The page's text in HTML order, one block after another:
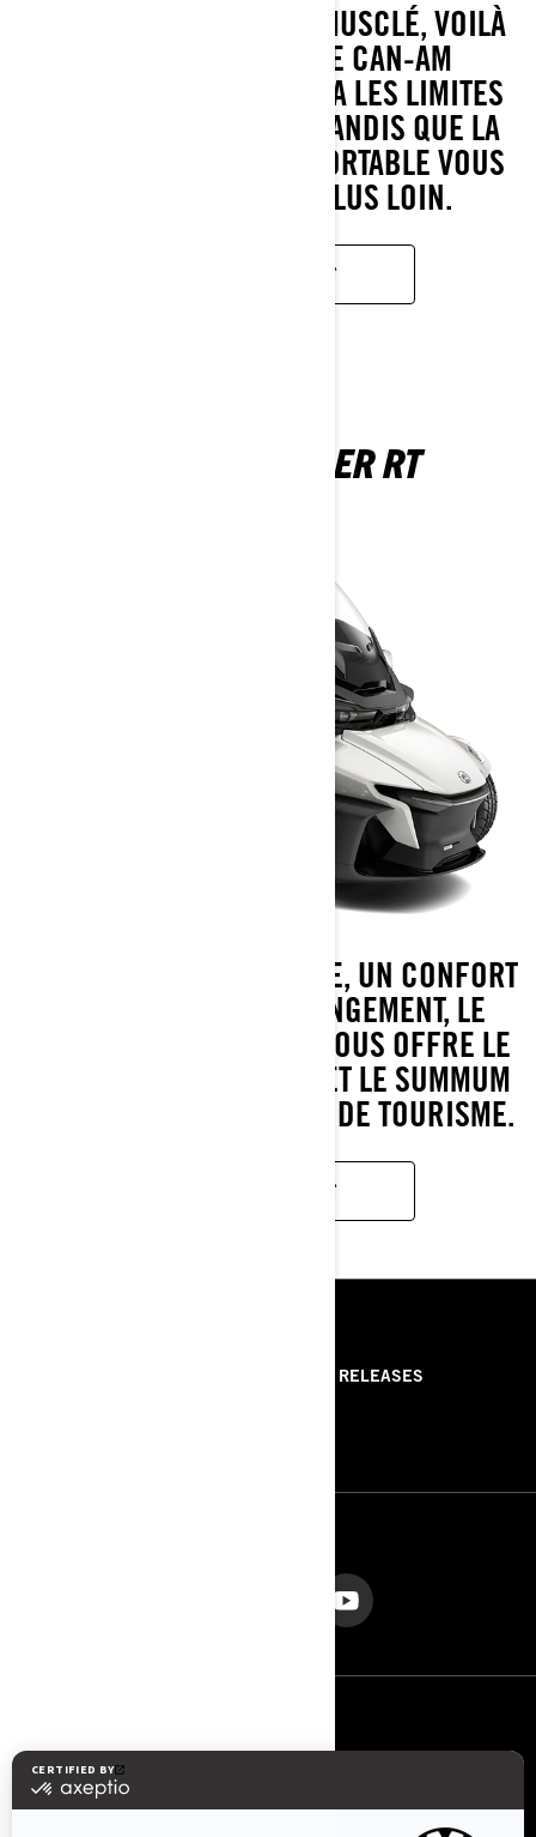
DESIGN AUDACIEUX ET MUSCLÉ, VOILÀ
DE QUOI IL S’AGIT. LE CAN-AM
SPYDER F3 REPOUSSERA LES LIMITES
DE LA PERFORMANCE, TANDIS QUE LA
POSITION ASSISE CONFORTABLE VOUS
INCITERA À ALLER PLUS LOIN.
EN SAVOIR PLUS
CAN-AM SPYDER RT
AVEC SON LOOK MODERNE, UN CONFORT
ACCRU ET PLUS DE RANGEMENT, LE
SPYDER RT DE CAN-AM VOUS OFFRE LE
MEILLEUR DE LA ROUTE ET LE SUMMUM
DU LUXE DES VÉHICULES DE TOURISME.
EN SAVOIR PLUS
PRESS RELEASES